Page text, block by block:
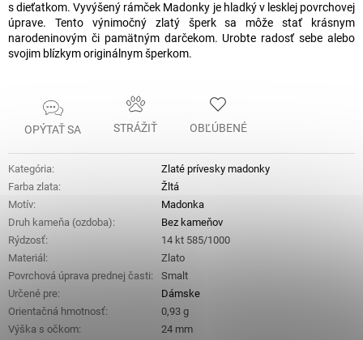
s dieťatkom. Vyvýšený rámček Madonky je hladký v lesklej povrchovej
úprave. Tento výnimočný zlatý šperk sa môže stať krásnym
narodeninovým či pamätným darčekom. Urobte radosť sebe alebo
svojim blízkym originálnym šperkom.
OPÝTAŤ SA STRÁŽIŤ OBĽÚBENÉ
Kategória:
Zlaté prívesky madonky
Farba zlata:
Žltá
Motív:
Madonka
Druh kameňa (ozdoba):
Bez kameňov
Rýdzosť:
14 kt 585/1000
Materiál :
Zlato
Povrchová úprava prednej časti:
Smalt
Určené pre:
Dámske
Orientačná hmotnosť:
0,93 g
Výška s očkom:
24 mm